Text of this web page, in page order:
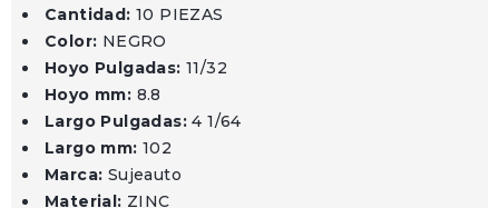
Cantidad: 10 PIEZAS
Color: NEGRO
Hoyo Pulgadas: 11/32
Hoyo mm: 8.8
Largo Pulgadas: 4 1/64
Largo mm: 102
Marca: Sujeauto
Material: ZINC